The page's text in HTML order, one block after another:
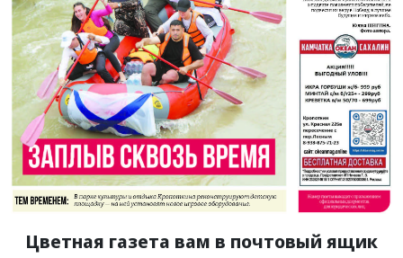
Цветная газета вам в почтовый ящик